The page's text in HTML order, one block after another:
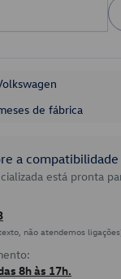
de fábrica
a
está pronta
não atendemos
8h às 17h.